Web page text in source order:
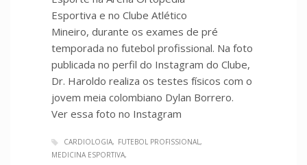
Esportiva e no Clube Atlético
Mineiro, durante os exames de pré
temporada no futebol profissional. Na foto
publicada no perfil do Instagram do Clube,
Dr. Haroldo realiza os testes físicos com o
jovem meia colombiano Dylan Borrero.
Ver essa foto no Instagram
CARDIOLOGIA
FUTEBOL PROFISSIONAL
MEDICINA ESPORTIVA